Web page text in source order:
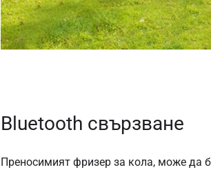
Bluetooth свързване
Преносимият фризер за кола, може да